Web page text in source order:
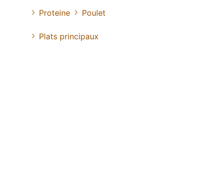
Proteine Poulet
Plats principaux